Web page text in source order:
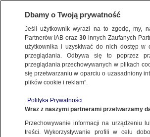
BIZNES
RYNKI
na horyzoncie
Oprac.Alicja Skiba
Dbamy o Twoją prywatność
Jeśli użytkownik wyrazi na to zgodę, my,
Partnerów IAB oraz30 innych Zaufanych
użytkownika i uzyskiwać do nich dostęp w
przeglądania. Odbywa się to poprzez
przeglądania przechowywanych w plikach
się przetwarzaniu w oparciu o uzasadniony
plików cookie i reklam”.
Polityka Prywatności
Wraz z naszymi partnerami przetwarzamy
Przechowywanie informacji na urządzeniu
treści. Wykorzystywanie profili w celu